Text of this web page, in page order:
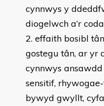
cynnwys y
diogelwch a’r
effaith bosibl
gostegu tân, ar yr
cynnwys
sensitif,
bywyd gwyllt,